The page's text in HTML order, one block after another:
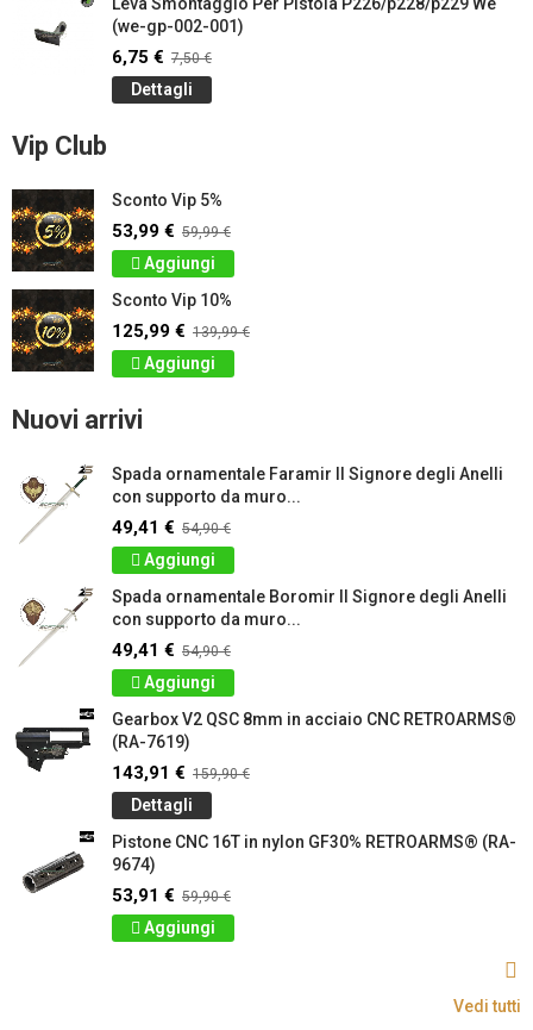
(we-gp-002-001)
6,75 € 7,50 €
Dettagli
Vip Club
Sconto Vip 5%
53,99 € 59,99 €
Aggiungi
Sconto Vip 10%
125,99 € 139,99 €
Aggiungi
Nuovi arrivi
Spada ornamentale Faramir Il Signore degli Anelli
con supporto da muro...
49,41 € 54,90 €
Aggiungi
Spada ornamentale Boromir Il Signore degli Anelli
con supporto da muro...
49,41 € 54,90 €
Aggiungi
Gearbox V2 QSC 8mm in acciaio CNC RETROARMS®
(RA-7619)
143,91 € 159,90 €
Dettagli
Pistone CNC 16T in nylon GF30% RETROARMS® (RA-
9674)
53,91 € 59,90 €
Aggiungi
Vedi tutti